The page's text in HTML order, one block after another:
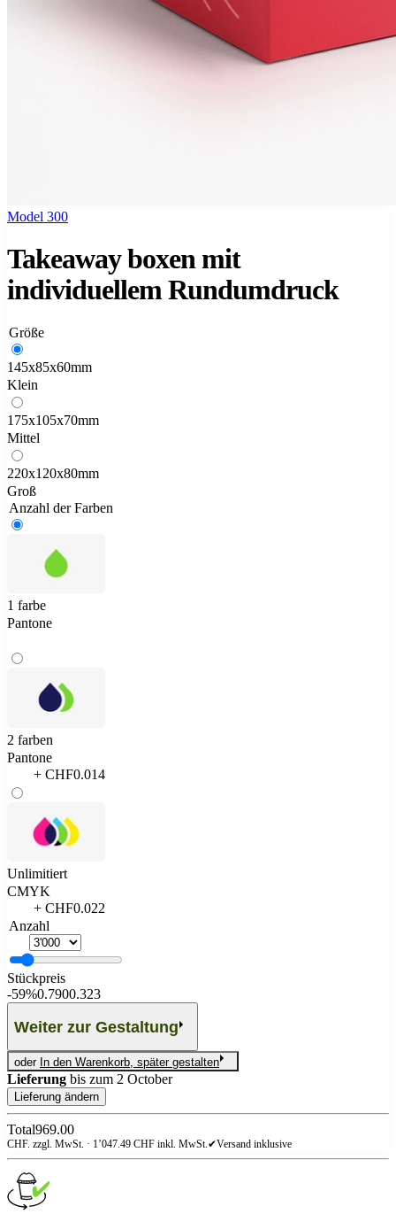
Model 300
Takeaway boxen mit
individuellem Rundumdruck
Größe
145x85x60mm
Klein
175x105x70mm
Mittel
220x120x80mm
Groß
Anzahl der Farben
1 farbe
Pantone
2 farben
Pantone
+ CHF0.014
Unlimitiert
CMYK
+ CHF0.022
Anzahl
Stückpreis
-59%0.7900.323
Weiter zur Gestaltung
oder In den Warenkorb, später gestalten
Lieferung bis zum 2 October
Lieferung ändern
Total969.00
CHF. zzgl. MwSt. · 1’047.49 CHF inkl. MwSt.✔Versand inklusive